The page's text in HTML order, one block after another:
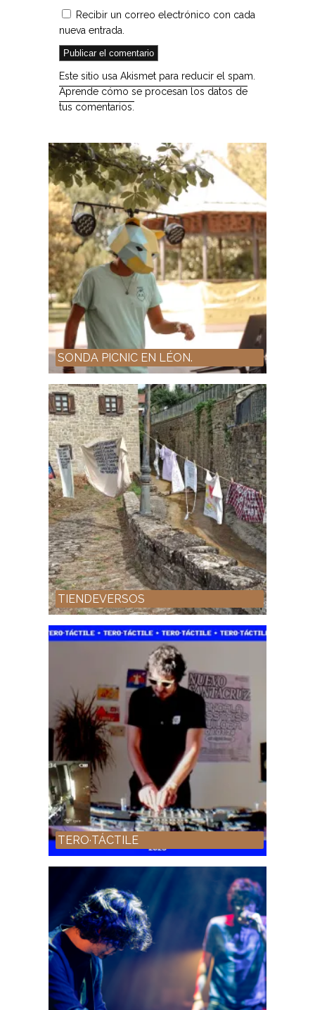
Recibir un correo electrónico con cada
nueva entrada.
Este sitio usa Akismet para reducir el spam.
Aprende cómo se procesan los datos de
tus comentarios.
SONDA PICNIC EN LÉON.
TIENDEVERSOS
TERO·TÁCTILE